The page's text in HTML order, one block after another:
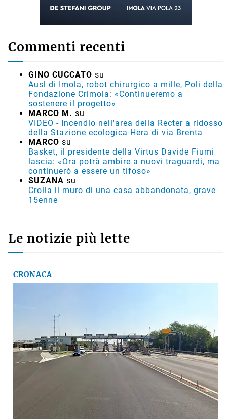
Commenti recenti
GINO CUCCATO su
Ausl di Imola, robot chirurgico a mille, Poli della
Fondazione Crimola: «Continueremo a
sostenere il progetto»
MARCO M. su
VIDEO - Incendio nell'area della Recter a ridosso
della Stazione ecologica Hera di via Brenta
MARCO su
Basket, il presidente della Virtus Davide Fiumi
lascia: «Ora potrà ambire a nuovi traguardi, ma
continuerò a essere un tifoso»
SUZANA su
Crolla il muro di una casa abbandonata, grave
15enne
Le notizie più lette
CRONACA